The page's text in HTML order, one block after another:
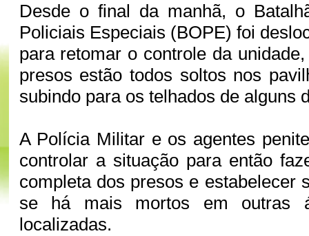
Desde o final da manhã, o
Policiais Especiais (BOPE) foi
para retomar o controle da
presos estão todos soltos nos
subindo para os telhados de alguns
A Polícia Militar e os agentes
controlar a situação para então
completa dos presos e estabelecer
se há mais mortos em outras
localizadas.